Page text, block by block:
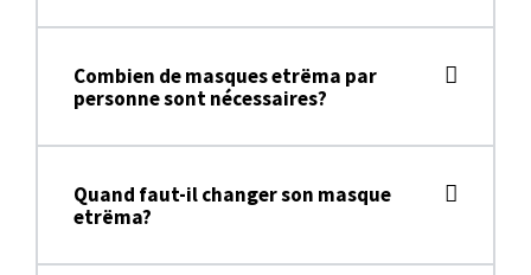
Combien de masques etrëma par
personne sont nécessaires?
Quand faut-il changer son masque
etrëma?